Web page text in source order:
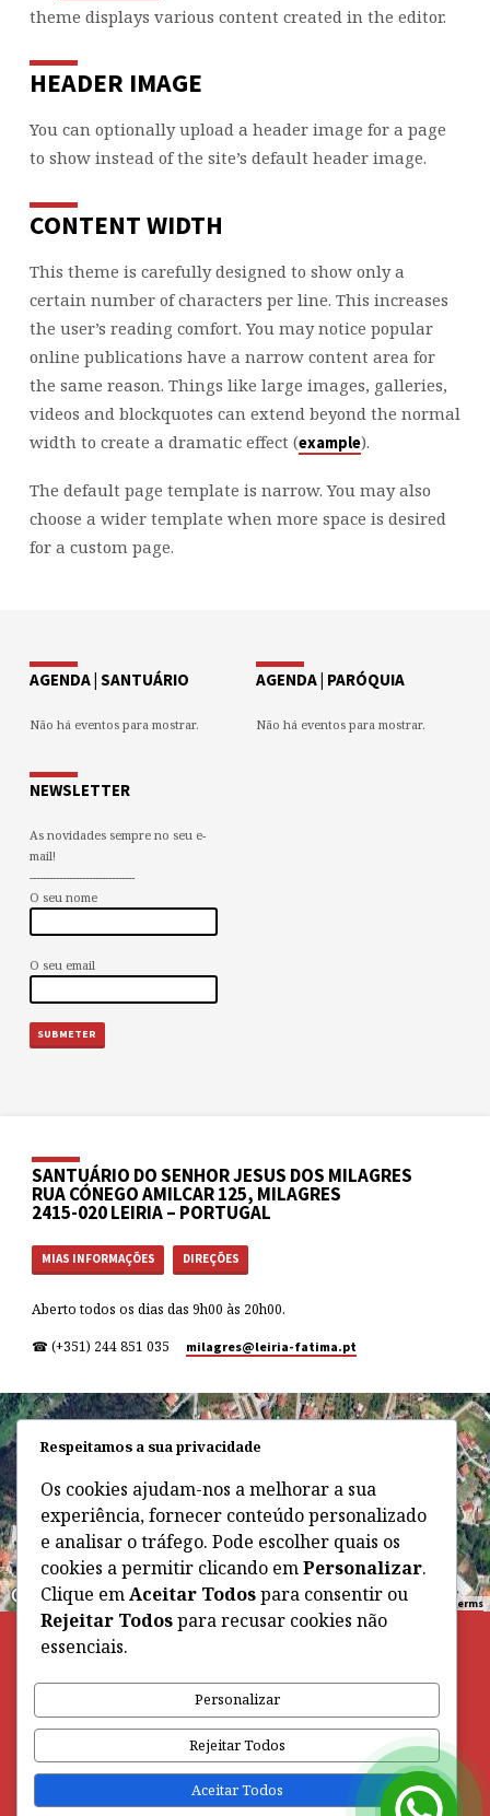
theme displays various content created in the editor.
HEADER IMAGE
You can optionally upload a header image for a page
to show instead of the site’s default header image.
CONTENT WIDTH
This theme is carefully designed to show only a
certain number of characters per line. This increases
the user’s reading comfort. You may notice popular
online publications have a narrow content area for
the same reason. Things like large images, galleries,
videos and blockquotes can extend beyond the normal
width to create a dramatic effect (example).
The default page template is narrow. You may also
choose a wider template when more space is desired
for a custom page.
AGENDA | SANTUÁRIO
Não há eventos para mostrar.
AGENDA | PARÓQUIA
Não há eventos para mostrar.
NEWSLETTER
As novidades sempre no seu e-
mail!
--------------------------------
O seu nome
O seu email
SANTUÁRIO DO SENHOR JESUS DOS MILAGRES
RUA CÓNEGO AMILCAR 125, MILAGRES
2415-020 LEIRIA – PORTUGAL
MIAS INFORMAÇÕES DIREÇÕES
Aberto todos os dias das 9h00 às 20h00.
☎ (+351) 244 851 035 milagres​@leiria-fatima.pt
Keyboard shortcuts Image may be subject to copyright Terms
SANTUÁRIO
Visitas guiadas
Paróquia dos Milagres
Ver tudo …
Ver tudo …
Respeitamos a sua privacidade
Os cookies ajudam-nos a melhorar a sua
experiência, fornecer conteúdo personalizado
e analisar o tráfego. Pode escolher quais os
cookies a permitir clicando emPersonalizar.
Clique emAceitar Todospara consentir ou
Rejeitar Todospara recusar cookies não
essenciais.
Personalizar
Rejeitar Todos
Aceitar Todos